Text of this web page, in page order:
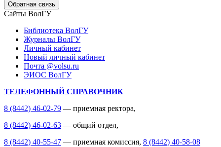
Обратная связь
Сайты ВолГУ
Библиотека ВолГУ
Журналы ВолГУ
Личный кабинет
Новый личный кабинет
Почта @volsu.ru
ЭИОС ВолГУ
ТЕЛЕФОННЫЙ СПРАВОЧНИК
8 (8442) 46-02-79 — приемная ректора,
8 (8442) 46-02-63 — общий отдел,
8 (8442) 40-55-47 — приемная комиссия, 8 (8442) 40-58-08